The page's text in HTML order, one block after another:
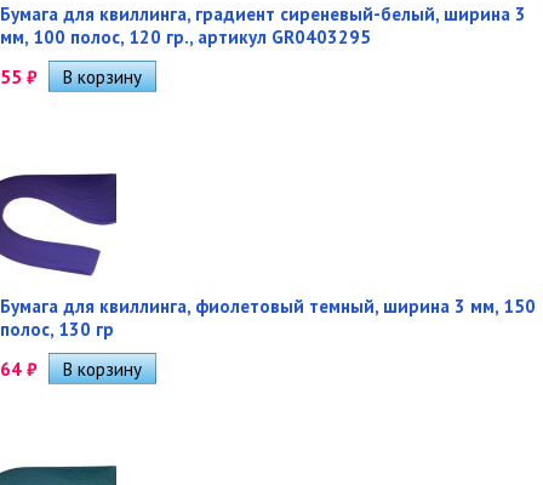
Бумага для квиллинга, градиент сиреневый-белый, ширина 3
мм, 100 полос, 120 гр., артикул GR0403295
55 ₽
Бумага для квиллинга, фиолетовый темный, ширина 3 мм, 150
полос, 130 гр
64 ₽